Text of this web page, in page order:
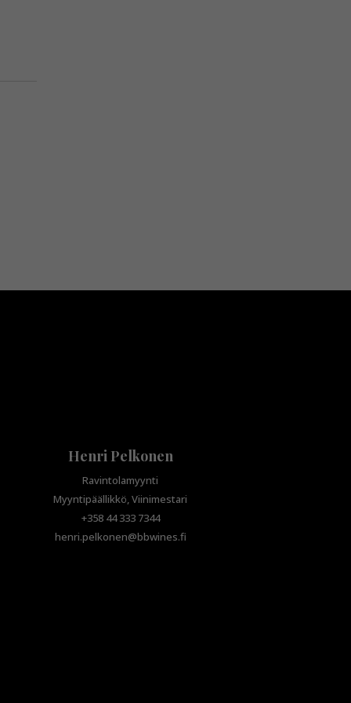
Henri Pelkonen
Ravintolamyynti
Myyntipäällikkö, Viinimestari
+358 44 333 7344
henri.pelkonen@bbwines.fi